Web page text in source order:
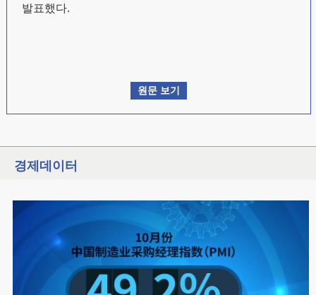
발표했다.
원문 보기
경제데이터